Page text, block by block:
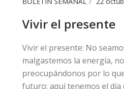
Vivir el presente
​Vivir el presente: No
malgastemos la energía,
preocupándonos por lo
futuro; aquí tenemos el día